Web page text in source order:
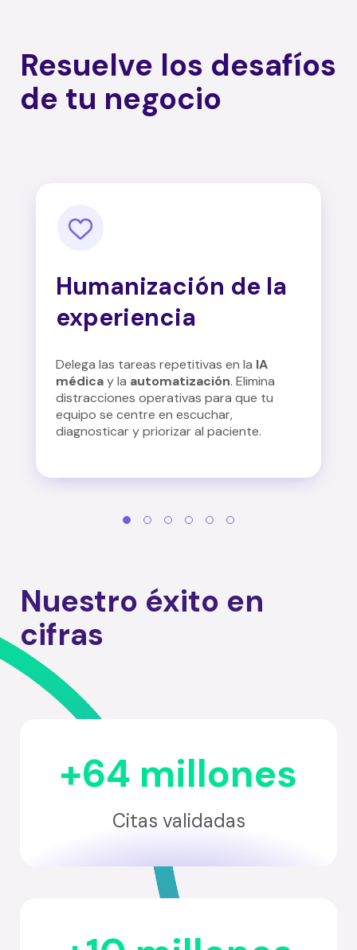
Resuelve los desafíos
de tu negocio
Humanización de la
experiencia
Delega las tareas repetitivas en la IA
médicay la automatización. Elimina
distracciones operativas para que tu
equipo se centre en escuchar,
diagnosticar y priorizar al paciente.
Nuestro éxito en
cifras
+64 millones
Citas validadas